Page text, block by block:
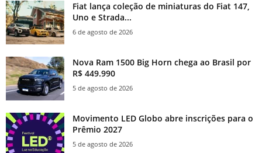
Fiat lança coleção de miniaturas do Fiat 147,
Uno e Strada...
6 de agosto de 2026
Nova Ram 1500 Big Horn chega ao Brasil por
R$ 449.990
5 de agosto de 2026
Movimento LED Globo abre inscrições para o
Prêmio 2027
5 de agosto de 2026